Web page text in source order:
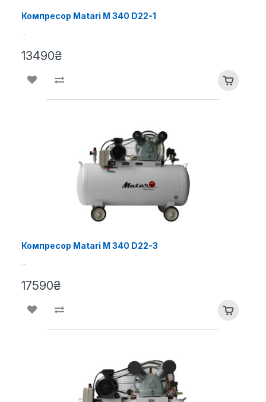
Компресор Matari M 340 D22-1
13490₴
Компресор Matari M 340 D22-3
17590₴